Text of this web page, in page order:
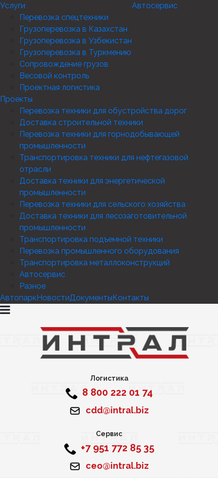
Услуги
Перевозка спецтехники
Грузоперевозка в Казахстан
Грузоперевозка в Узбекистан
Грузоперевозка в Туркмению
Сопровождение грузов
Весовой контроль
Проектная логистика
Автосервис
Проекты
Перевозка техники для обустройства дорог
Доставка строительной техники
Перевозка техники для горнодобывающей
промышленности
Транспортировка техники для нефтегазовой
отрасли
Доставка техники для энергетической
промышленности
Перевозка техники для сельского хозяйства
Доставка техники для лесозаготовительной
промышленности
Транспортировка подъемной техники
Перевозка промышленного оборудования
Транспортировка металлоконструкций
Автосервис
Разное
АвтопаркНовостиДокументыКонтакты
Логистика
8 800 222 01 74
cdd@intral.biz
Сервис
+7 951 772 85 35
ceo@intral.biz